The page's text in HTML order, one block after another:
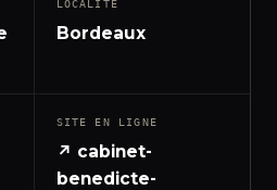
LOCALITÉ
Bordeaux
SITE EN LIGNE
↗ cabinet-
benedicte-